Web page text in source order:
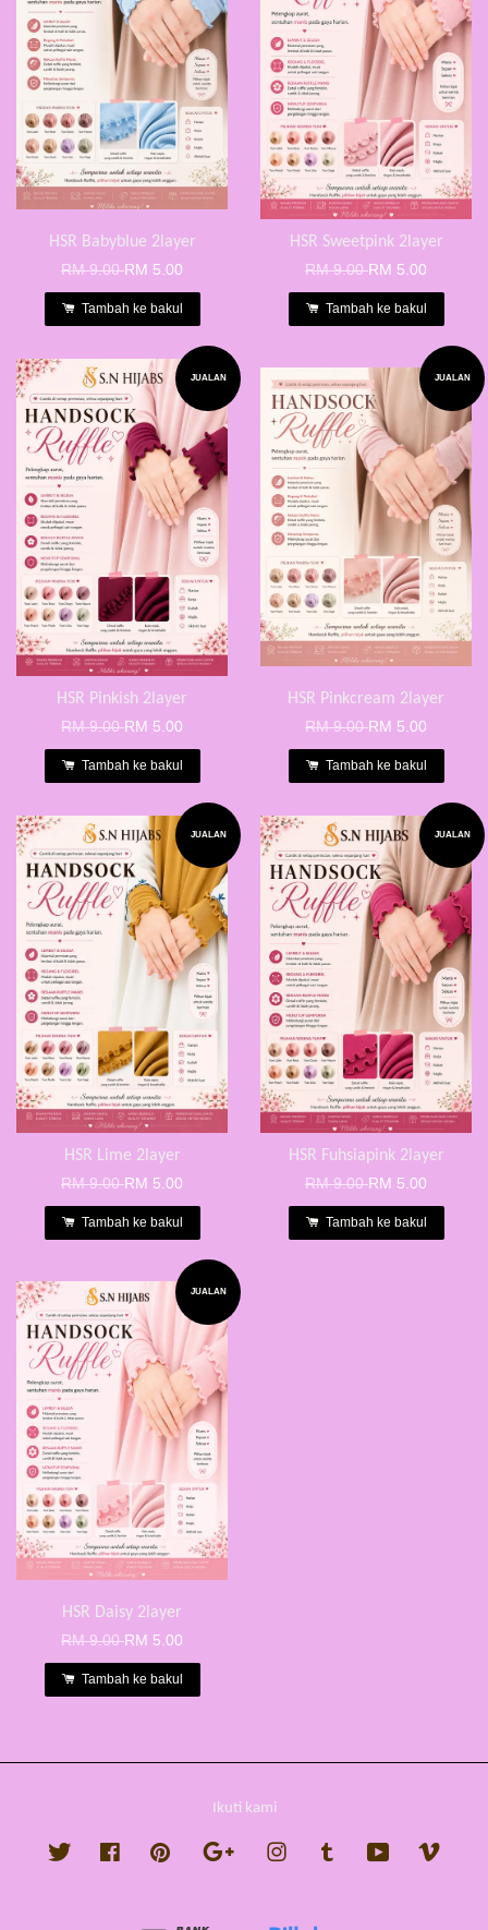
HSR Babyblue 2layer
RM 9.00RM 5.00
Tambah ke bakul
HSR Sweetpink 2layer
RM 9.00RM 5.00
Tambah ke bakul
JUALAN
HSR Pinkish 2layer
RM 9.00RM 5.00
Tambah ke bakul
JUALAN
HSR Pinkcream 2layer
RM 9.00RM 5.00
Tambah ke bakul
JUALAN
HSR Lime 2layer
RM 9.00RM 5.00
Tambah ke bakul
JUALAN
HSR Fuhsiapink 2layer
RM 9.00RM 5.00
Tambah ke bakul
JUALAN
HSR Daisy 2layer
RM 9.00RM 5.00
Tambah ke bakul
Ikuti kami
Twitter FacebookPinterest Google InstagramTumblr YouTube